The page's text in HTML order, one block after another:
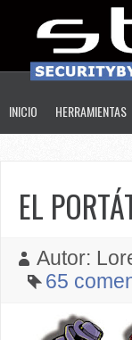
INICIO HERRAMIENTAS
EL
Autor:
65